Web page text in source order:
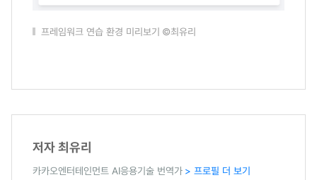
프레임워크 연습 환경 미리보기 ©최유리
저자 최유리
카카오엔터테인먼트 AI응용기술 번역가 > 프로필 더 보기